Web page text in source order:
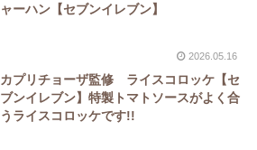
ャーハン【セブンイレブン】
2026.05.16
カプリチョーザ監修 ライスコロッケ【セ
ブンイレブン】特製トマトソースがよく合
うライスコロッケです!!